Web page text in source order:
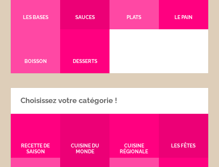
LES BASES SAUCES PLATS LE PAIN
BOISSON DESSERTS
Choisissez votre catégorie !
RECETTE DE
SAISON
CUISINE DU
MONDE
CUISINE
RÉGIONALE
LES FÊTES